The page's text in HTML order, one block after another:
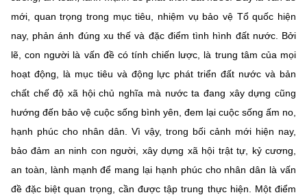
mới, quan trọng trong mục tiêu, nhiệm vụ bảo vệ Tổ quốc hiện
nay, phản ánh đúng xu thế và đặc điểm tình hình đất nước. Bởi
lẽ, con người là vấn đề có tính chiến lược, là trung tâm của mọi
hoạt động, là mục tiêu và động lực phát triển đất nước và bản
chất chế độ xã hội chủ nghĩa mà nước ta đang xây dựng cũng
hướng đến bảo vệ cuộc sống bình yên, đem lại cuộc sống ấm no,
hạnh phúc cho nhân dân. Vì vậy, trong bối cảnh mới hiện nay,
bảo đảm an ninh con người, xây dựng xã hội trật tự, kỷ cương,
an toàn, lành mạnh để mang lại hạnh phúc cho nhân dân là vấn
đề đặc biệt quan trọng, cần được tập trung thực hiện. Một điểm